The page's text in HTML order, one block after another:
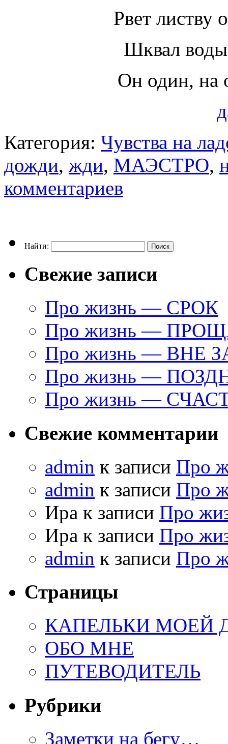
Рвет листву
Шквал воды
Он один, на
Категория: Чувства на
дожди, жди, МАЭСТРО,
комментариев
Найти:
Свежие записи
Про жизнь — СРОК
Про жизнь —
Про жизнь — ВНЕ
Про жизнь —
Про жизнь —
Свежие комментарии
admin к записи Про
admin к записи Про
Ира к записи Про
Ира к записи Про
admin к записи Про
Страницы
КАПЕЛЬКИ МОЕЙ
ОБО МНЕ
ПУТЕВОДИТЕЛЬ
Рубрики
Заметки на бегу…